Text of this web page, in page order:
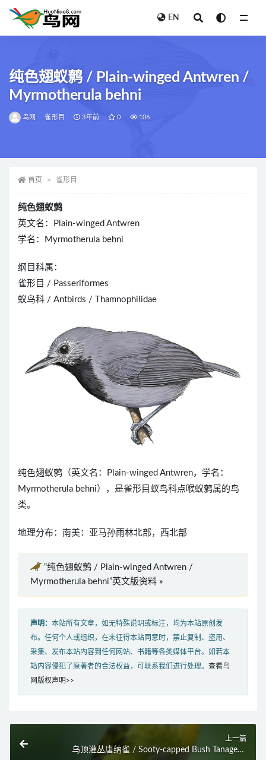
EN
纯色翅蚁鹩 / Plain-winged Antwren /
Myrmotherula behni
鸟网 雀形目 3年前 0 106
首页 雀形目
纯色翅蚁鹩
英文名：Plain-winged Antwren
学名：Myrmotherula behni
纲目科属：
雀形目 / Passeriformes
蚁鸟科 / Antbirds / Thamnophilidae
纯色翅蚁鹩（英文名：Plain-winged Antwren，学名：
Myrmotherula behni），是雀形目蚁鸟科点喉蚁鹩属的鸟
类。
地理分布：南美：亚马孙雨林北部，西北部
“纯色翅蚁鹩 / Plain-winged Antwren /
Myrmotherula behni”英文版资料 »
声明： 本站所有文章，如无特殊说明或标注，均为本站原创发
布。任何个人或组织，在未征得本站同意时，禁止复制、盗用、
采集、发布本站内容到任何网站、书籍等各类媒体平台。如若本
站内容侵犯了原著者的合法权益，可联系我们进行处理。 查看鸟
网版权声明>>
上一篇
乌顶灌丛唐纳雀 / Sooty-capped Bush Tanager /